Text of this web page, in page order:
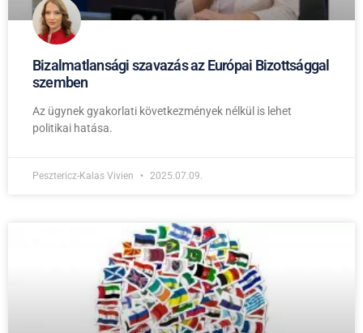
Bizalmatlansági szavazás az Európai Bizottsággal
szemben
Az ügynek gyakorlati következmények nélkül is lehet
politikai hatása.
Pesztericz-Kalas Vivien 2025.07.09.